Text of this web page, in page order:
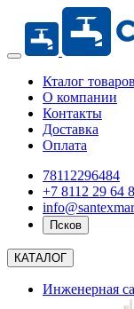
Кталог товаров
О компании
Контакты
Доставка
Оплата
78112296484
+7 8112 29 64
Псков
КАТАЛОГ
Инженерная